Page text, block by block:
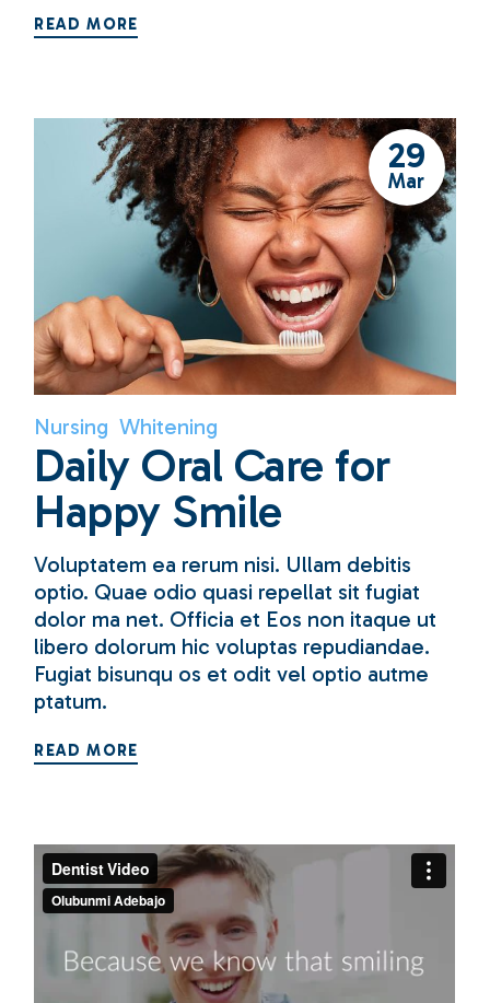
READ MORE
29
Mar
Nursing Whitening
Daily Oral Care for
Happy Smile
Voluptatem ea rerum nisi. Ullam debitis
optio. Quae odio quasi repellat sit fugiat
dolor ma net. Officia et Eos non itaque ut
libero dolorum hic voluptas repudiandae.
Fugiat bisunqu os et odit vel optio autme
ptatum.
READ MORE